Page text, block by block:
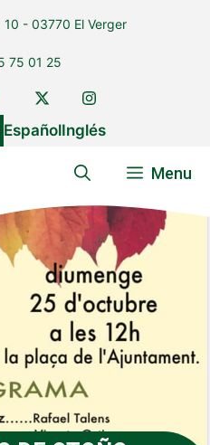
- 03770 El Verger
75 01 25
EspañolInglés
Menu